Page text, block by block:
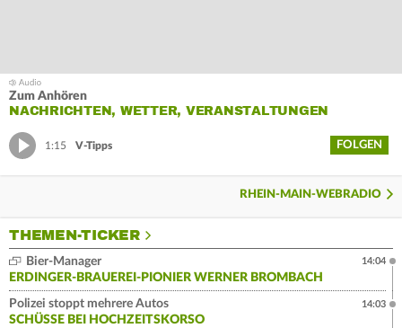
Zum Anhören
NACHRICHTEN, WETTER, VERANSTALTUNGEN
1:15 V-Tipps FOLGEN
RHEIN-MAIN-WEBRADIO
THEMEN-TICKER
Bier-Manager
ERDINGER-BRAUEREI-PIONIER WERNER BROMBACH
14:04
Polizei stoppt mehrere Autos
SCHÜSSE BEI HOCHZEITSKORSO
14:03